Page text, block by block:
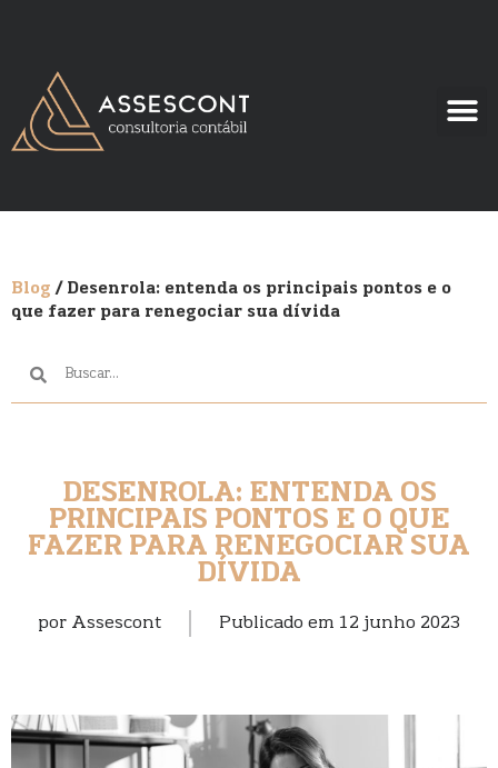
Blog/ Desenrola: entenda os principais pontos e o
que fazer para renegociar sua dívida
DESENROLA: ENTENDA OS
PRINCIPAIS PONTOS E O QUE
FAZER PARA RENEGOCIAR SUA
DÍVIDA
por Assescont Publicado em 12 junho 2023